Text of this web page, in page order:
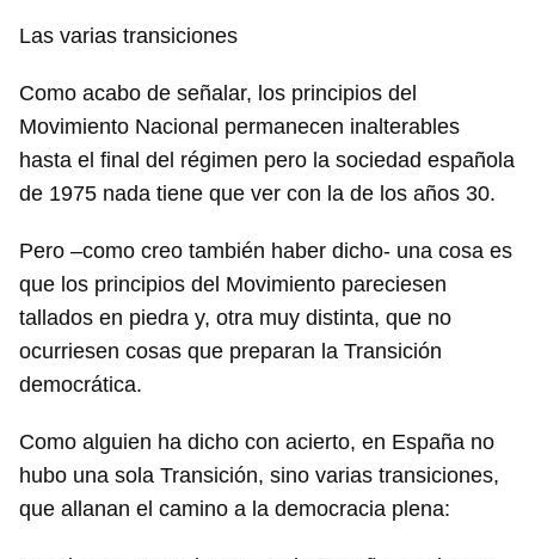
Las varias transiciones
Como acabo de señalar, los principios del
Movimiento Nacional permanecen inalterables
hasta el final del régimen pero la sociedad española
de 1975 nada tiene que ver con la de los años 30.
Pero –como creo también haber dicho- una cosa es
que los principios del Movimiento pareciesen
tallados en piedra y, otra muy distinta, que no
ocurriesen cosas que preparan la Transición
democrática.
Como alguien ha dicho con acierto, en España no
hubo una sola Transición, sino varias transiciones,
que allanan el camino a la democracia plena: